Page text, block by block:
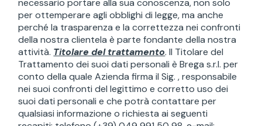
necessario portare alla sua conoscenza, non solo
per ottemperare agli obblighi di legge, ma anche
perché la trasparenza e la correttezza nei confronti
della nostra clientela è parte fondante della nostra
attività. Titolare del trattamento. Il Titolare del
Trattamento dei suoi dati personali è Brega s.r.l. per
conto della quale Azienda firma il Sig. , responsabile
nei suoi confronti del legittimo e corretto uso dei
suoi dati personali e che potrà contattare per
qualsiasi informazione o richiesta ai seguenti